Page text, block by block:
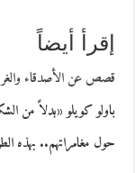
إقرأ أيضاً
قصص عن الأصدقاء
باولو كويلو «بدلاً من
حول مغامراتهم.. بهذه